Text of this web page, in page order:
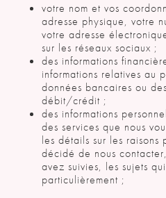
votre nom et vos
adresse physique, votre
votre adresse
sur les réseaux sociaux ;
des informations
informations relatives au
données bancaires ou
débit/crédit ;
des informations
des services que nous
les détails sur les raisons
décidé de nous
avez suivies, les sujets
particulièrement ;